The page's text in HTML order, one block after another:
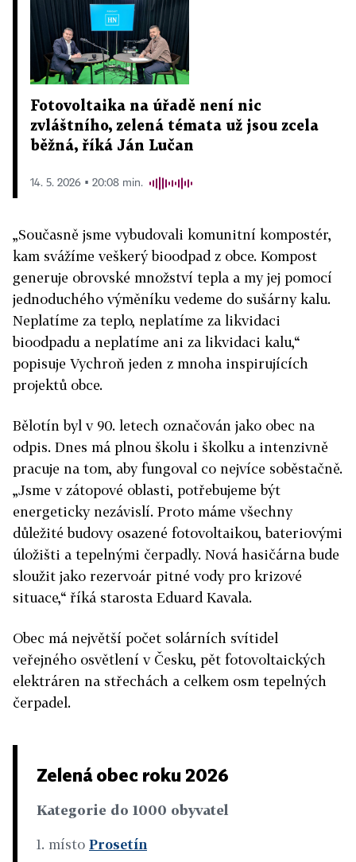
Fotovoltaika na úřadě není nic
zvláštního, zelená témata už jsou zcela
běžná, říká Ján Lučan
14. 5. 2026 ▪ 20:08 min.
„Současně jsme vybudovali komunitní kompostér,
kam svážíme veškerý bioodpad z obce. Kompost
generuje obrovské množství tepla a my jej pomocí
jednoduchého výměníku vedeme do sušárny kalu.
Neplatíme za teplo, neplatíme za likvidaci
bioodpadu a neplatíme ani za likvidaci kalu,“
popisuje Vychroň jeden z mnoha inspirujících
projektů obce.
Bělotín byl v 90. letech označován jako obec na
odpis. Dnes má plnou školu i školku a intenzivně
pracuje na tom, aby fungoval co nejvíce soběstačně.
„Jsme v zátopové oblasti, potřebujeme být
energeticky nezávislí. Proto máme všechny
důležité budovy osazené fotovoltaikou, bateriovými
úložišti a tepelnými čerpadly. Nová hasičárna bude
sloužit jako rezervoár pitné vody pro krizové
situace,“ říká starosta Eduard Kavala.
Obec má největší počet solárních svítidel
veřejného osvětlení v Česku, pět fotovoltaických
elektráren na střechách a celkem osm tepelných
čerpadel.
Zelená obec roku 2026
Kategorie do 1000 obyvatel
1. místo Prosetín